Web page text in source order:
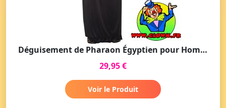
Déguisement de Pharaon Égyptien pour Homme Noir
29,95 €
Voir le Produit